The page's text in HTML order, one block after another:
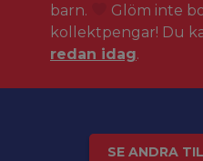
barn.
Glöm inte
kollektpengar! Du
redan idag.
SE ANDRA